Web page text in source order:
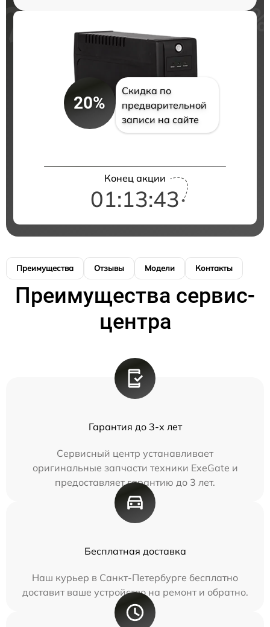
20%
Скидка по
предварительной
записи на сайте
Конец акции
01:13:43
Преимущества Отзывы Модели Контакты
Преимущества сервис-
центра
Гарантия до 3-х лет
Сервисный центр устанавливает
оригинальные запчасти техники ExeGate и
предоставляет гарантию до 3 лет.
Бесплатная доставка
Наш курьер в Санкт-Петербурге бесплатно
доставит ваше устройство на ремонт и обратно.